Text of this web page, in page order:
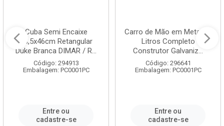
Cuba Semi Encaixe
58,5x46cm Retangular
Duke Branca DIMAR / R...
Código: 294913
Embalagem: PC0001PC
Entre ou
cadastre-se
Carro de Mão em Metal 60
Litros Completo
Construtor Galvaniz...
Código: 296641
Embalagem: PC0001PC
Entre ou
cadastre-se